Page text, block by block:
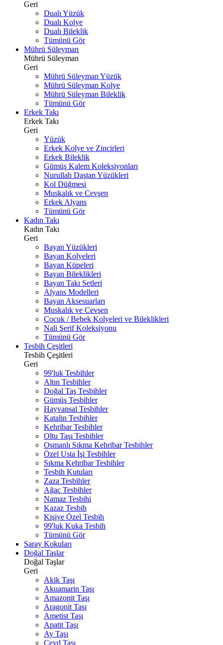
Geri
Dualı Yüzük
Dualı Kolye
Dualı Bileklik
Tümünü Gör
Mührü Süleyman
Mührü Süleyman
Geri
Mührü Süleyman Yüzük
Mührü Süleyman Kolye
Mührü Süleyman Bileklik
Tümünü Gör
Erkek Takı
Erkek Takı
Geri
Yüzük
Erkek Kolye ve Zincirleri
Erkek Bileklik
Gümüş Kalem Koleksiyonları
Nurullah Daştan Yüzükleri
Kol Düğmesi
Muskalık ve Cevşen
Erkek Alyans
Tümünü Gör
Kadın Takı
Kadın Takı
Geri
Bayan Yüzükleri
Bayan Kolyeleri
Bayan Küpeleri
Bayan Bileklikleri
Bayan Takı Setleri
Alyans Modelleri
Bayan Aksesuarları
Muskalık ve Cevşen
Çocuk / Bebek Kolyeleri ve Bileklikleri
Nali Şerif Koleksiyonu
Tümünü Gör
Tesbih Çeşitleri
Tesbih Çeşitleri
Geri
99'luk Tesbihler
Altın Tesbihler
Doğal Taş Tesbihler
Gümüş Tesbihler
Hayvansal Tesbihler
Katalin Tesbihler
Kehribar Tesbihler
Oltu Taşı Tesbihler
Osmanlı Sıkma Kehribar Tesbihler
Özel Usta İşi Tesbihler
Sıkma Kehribar Tesbihler
Tesbih Kutuları
Zaza Tesbihler
Ağaç Tesbihler
Namaz Tesbihi
Kazaz Tesbih
Kişiye Özel Tesbih
99'luk Kuka Tesbih
Tümünü Gör
Saray Kokuları
Doğal Taşlar
Doğal Taşlar
Geri
Akik Taşı
Akuamarin Taşı
Amazonit Taşı
Aragonit Taşı
Ametist Taşı
Apatit Taşı
Ay Taşı
Ceyd Taşı